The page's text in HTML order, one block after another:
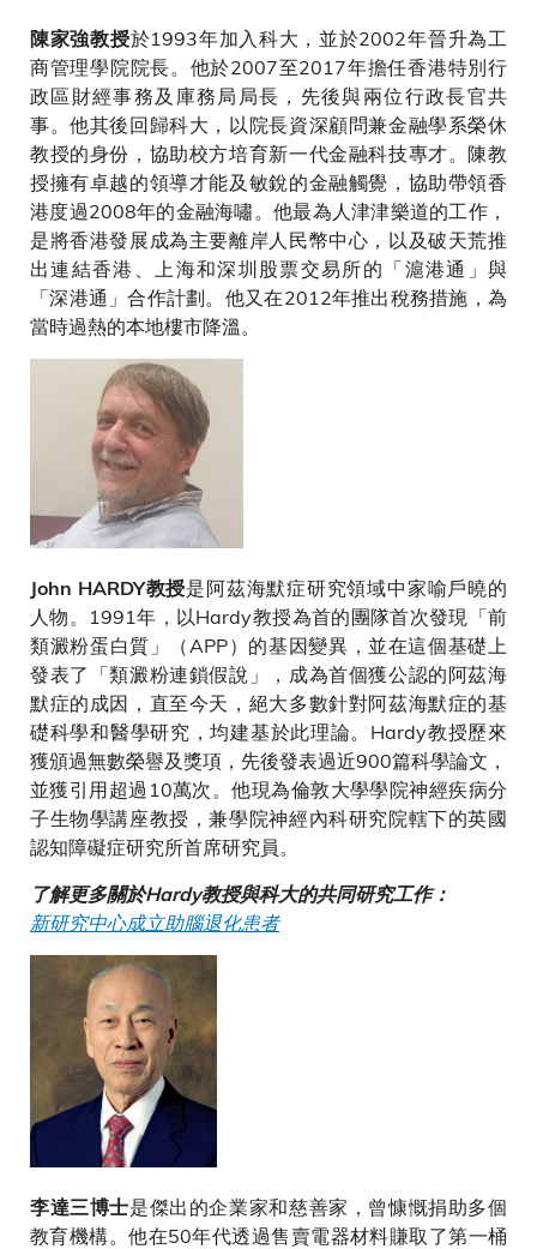
陳家強教授於1993年加入科大，並於2002年晉升為工
商管理學院院長。他於2007至2017年擔任香港特別行
政區財經事務及庫務局局長，先後與兩位行政長官共
事。他其後回歸科大，以院長資深顧問兼金融學系榮休
教授的身份，協助校方培育新一代金融科技專才。陳教
授擁有卓越的領導才能及敏銳的金融觸覺，協助帶領香
港度過2008年的金融海嘯。他最為人津津樂道的工作，
是將香港發展成為主要離岸人民幣中心，以及破天荒推
出連結香港、上海和深圳股票交易所的「滬港通」與
「深港通」合作計劃。他又在2012年推出稅務措施，為
當時過熱的本地樓市降溫。
John HARDY教授是阿茲海默症研究領域中家喻戶曉的
人物。1991年，以Hardy教授為首的團隊首次發現「前
類澱粉蛋白質」（APP）的基因變異，並在這個基礎上
發表了「類澱粉連鎖假說」，成為首個獲公認的阿茲海
默症的成因，直至今天，絕大多數針對阿茲海默症的基
礎科學和醫學研究，均建基於此理論。Hardy教授歷來
獲頒過無數榮譽及獎項，先後發表過近900篇科學論文，
並獲引用超過10萬次。他現為倫敦大學學院神經疾病分
子生物學講座教授，兼學院神經內科研究院轄下的英國
認知障礙症研究所首席研究員。
了解更多關於Hardy教授與科大的共同研究工作：
新研究中心成立助腦退化患者
李達三博士是傑出的企業家和慈善家，曾慷慨捐助多個
教育機構。他在50年代透過售賣電器材料賺取了第一桶